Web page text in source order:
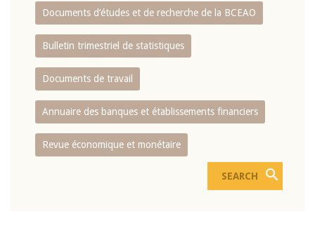
Documents d’études et de recherche de la BCEAO
Bulletin trimestriel de statistiques
Documents de travail
Annuaire des banques et établissements financiers
Revue économique et monétaire